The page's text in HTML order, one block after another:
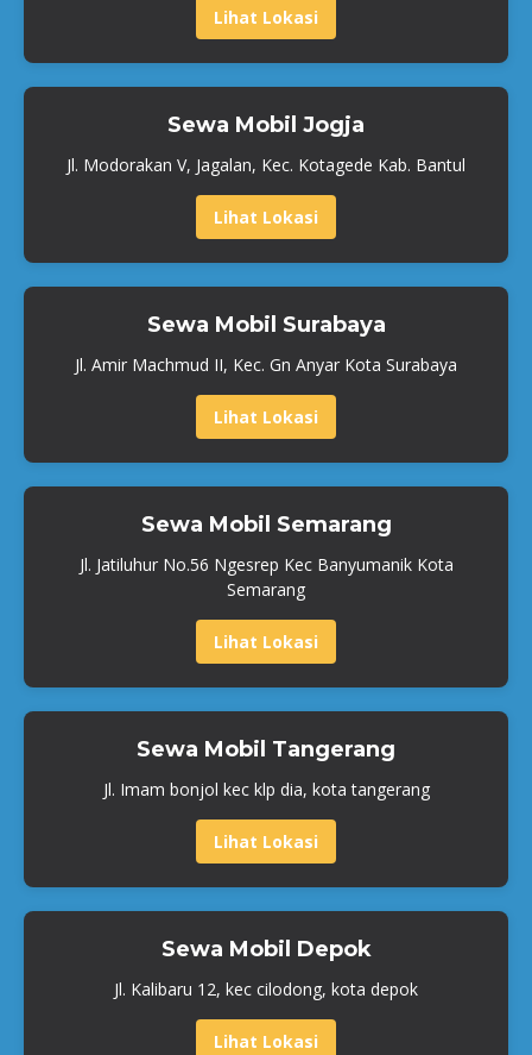
Lihat Lokasi
Sewa Mobil Jogja
Jl. Modorakan V, Jagalan, Kec. Kotagede Kab. Bantul
Lihat Lokasi
Sewa Mobil Surabaya
Jl. Amir Machmud II, Kec. Gn Anyar Kota Surabaya
Lihat Lokasi
Sewa Mobil Semarang
Jl. Jatiluhur No.56 Ngesrep Kec Banyumanik Kota
Semarang
Lihat Lokasi
Sewa Mobil Tangerang
Jl. Imam bonjol kec klp dia, kota tangerang
Lihat Lokasi
Sewa Mobil Depok
Jl. Kalibaru 12, kec cilodong, kota depok
Lihat Lokasi